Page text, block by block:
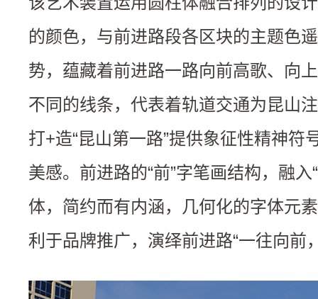
的颜色，与前进路段各区块的主题色
势，蕴藏着前进路一路向前高歌、向
不同的线条，代表着轨道交通为昆山
打+造“昆山第一路”提供象征性精神符
美感。前进路的“前”字笔画结构，融
体，简约而有内涵，几何化的字体元
利于品牌推广，演绎前进路“一往向前